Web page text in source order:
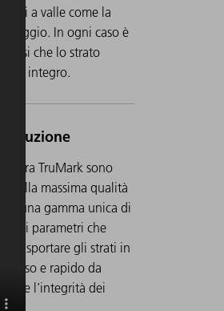
a valle come la
In ogni caso è
che lo strato
integro.
a fibra TruMark sono
dalla massima qualità
da una gamma unica di
dei parametri che
di asportare gli strati in
e rapido da
l'integrità dei